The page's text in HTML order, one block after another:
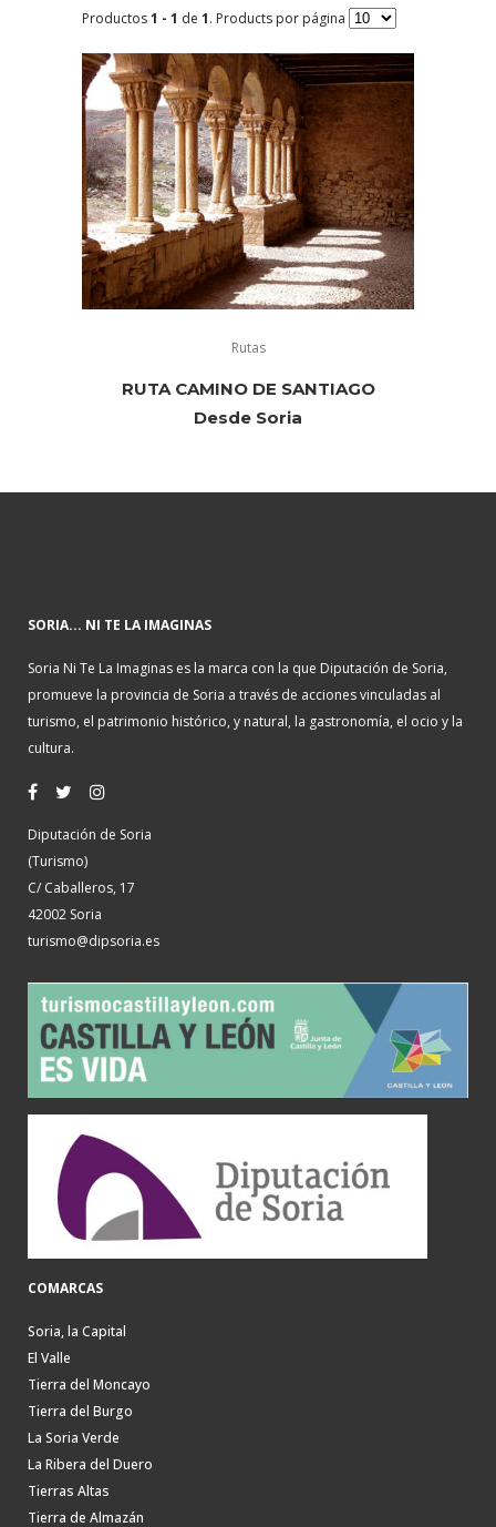
Productos1 - 1 de 1. Products por página
Rutas
RUTA CAMINO DE SANTIAGO
Desde Soria
SORIA... NI TE LA IMAGINAS
Soria Ni Te La Imaginas es la marca con la que Diputación de Soria,
promueve la provincia de Soria a través de acciones vinculadas al
turismo, el patrimonio histórico, y natural, la gastronomía, el ocio y la
cultura.
Diputación de Soria
(Turismo)
C/ Caballeros, 17
42002 Soria
turismo@dipsoria.es
COMARCAS
Soria, la Capital
El Valle
Tierra del Moncayo
Tierra del Burgo
La Soria Verde
La Ribera del Duero
Tierras Altas
Tierra de Almazán